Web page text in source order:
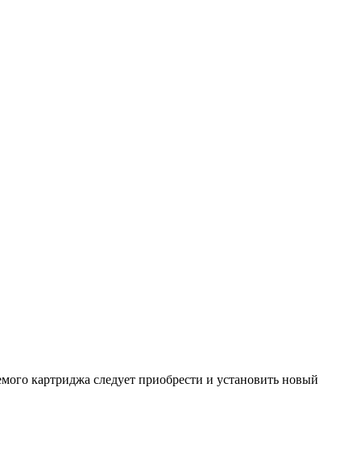
картриджа следует приобрести и установить новый